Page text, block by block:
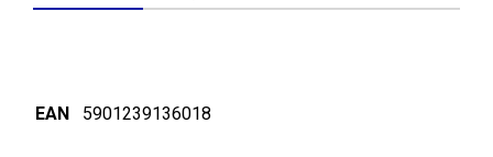
EAN 5901239136018